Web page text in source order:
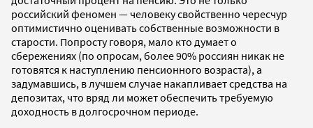
российский феномен — человеку свойственно чересчур
оптимистично оценивать собственные возможности в
старости. Попросту говоря, мало кто думает о
сбережениях (по опросам, более 90% россиян никак не
готовятся к наступлению пенсионного возраста), а
задумавшись, в лучшем случае накапливает средства на
депозитах, что вряд ли может обеспечить требуемую
доходность в долгосрочном периоде.